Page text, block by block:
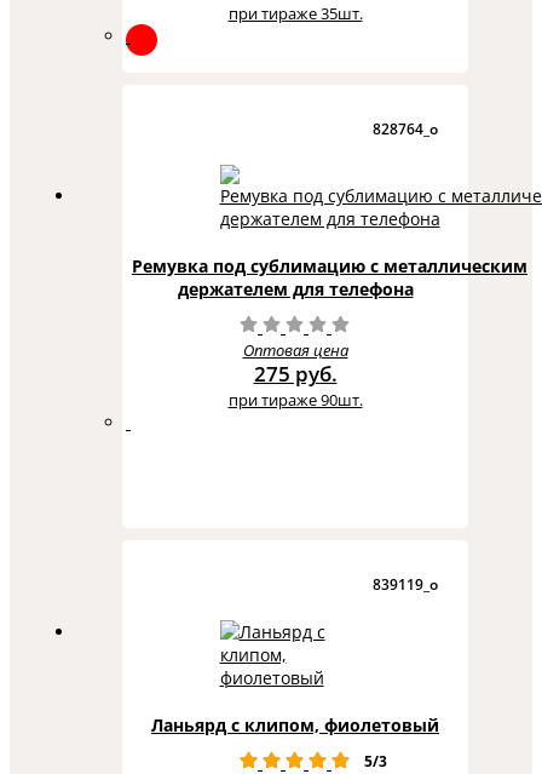
при тираже 35шт.
828764_o
Ремувка под сублимацию с металлическим
держателем для телефона
Оптовая цена
275 руб.
при тираже 90шт.
839119_o
Ланьярд с клипом, фиолетовый
5/3